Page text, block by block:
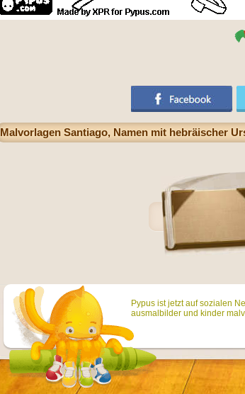
Malvorlagen Santiago, Namen mit hebräischer
Pypus ist jetzt auf sozialen
ausmalbilder und kinder